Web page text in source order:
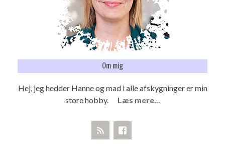
Om mig
Hej, jeg hedder Hanne og mad i alle afskygninger er min
store hobby. Læs mere...